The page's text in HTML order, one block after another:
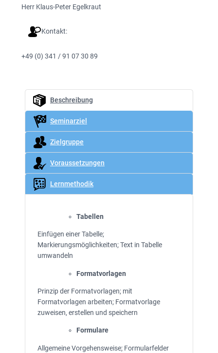
Herr Klaus-Peter Egelkraut
Kontakt:
+49 (0) 341 / 91 07 30 89
Beschreibung
Seminarziel
Zielgruppe
Voraussetzungen
Lernmethodik
Tabellen
Einfügen einer Tabelle;
Markierungsmöglichkeiten; Text in Tabelle
umwandeln
Formatvorlagen
Prinzip der Formatvorlagen; mit
Formatvorlagen arbeiten; Formatvorlage
zuweisen, erstellen und speichern
Formulare
Allgemeine Vorgehensweise; Formularfelder